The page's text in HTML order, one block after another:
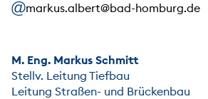
markus.albert@bad-homburg.de
M. Eng. Markus Schmitt
Stellv. Leitung Tiefbau
Leitung Straßen- und Brückenbau